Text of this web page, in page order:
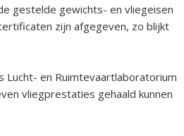
gestelde gewichts- en vliegeisen
zijn afgegeven, zo blijkt
Lucht- en Ruimtevaartlaboratorium
vliegprestaties gehaald kunnen